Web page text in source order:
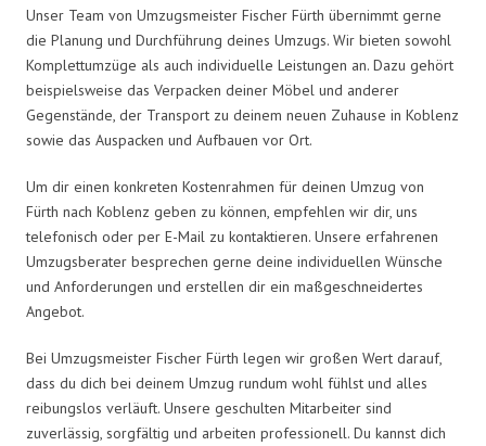
Unser Team von Umzugsmeister Fischer Fürth übernimmt gerne
die Planung und Durchführung deines Umzugs. Wir bieten sowohl
Komplettumzüge als auch individuelle Leistungen an. Dazu gehört
beispielsweise das Verpacken deiner Möbel und anderer
Gegenstände, der Transport zu deinem neuen Zuhause in Koblenz
sowie das Auspacken und Aufbauen vor Ort.
Um dir einen konkreten Kostenrahmen für deinen Umzug von
Fürth nach Koblenz geben zu können, empfehlen wir dir, uns
telefonisch oder per E-Mail zu kontaktieren. Unsere erfahrenen
Umzugsberater besprechen gerne deine individuellen Wünsche
und Anforderungen und erstellen dir ein maßgeschneidertes
Angebot.
Bei Umzugsmeister Fischer Fürth legen wir großen Wert darauf,
dass du dich bei deinem Umzug rundum wohl fühlst und alles
reibungslos verläuft. Unsere geschulten Mitarbeiter sind
zuverlässig, sorgfältig und arbeiten professionell. Du kannst dich